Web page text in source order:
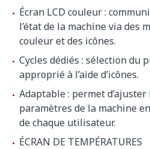
Écran LCD couleur :
l’état de la machine via des
couleur et des icônes.
Cycles dédiés : sélection du
approprié à l’aide d’icônes.
Adaptable : permet
paramètres de la machine
de chaque utilisateur.
ÉCRAN DE TEMPÉRATURES